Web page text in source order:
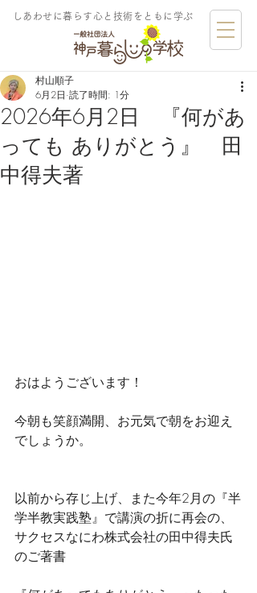
しあわせに暮らす​心と技術をともに学ぶ
2026年6月2日 『何があ
っても ありがとう』 田
中得夫著
村山順子
6月2日 読了時間: 1分
おはようございます！
今朝も笑顔満開、お元気で朝をお迎え
でしょうか。
以前から存じ上げ、また今年2月の『半
学半教実践塾』で講演の折に再会の、
サクセスなにわ株式会社の田中得夫氏
のご著書